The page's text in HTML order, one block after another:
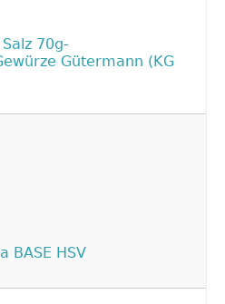
Salz 70g-
Gütermann (KG
BASE HSV